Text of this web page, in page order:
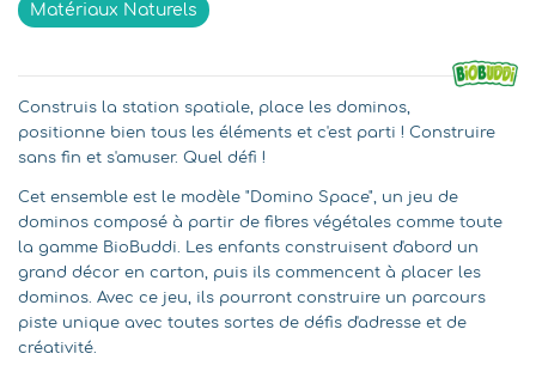
Matériaux Naturels
Construis la station spatiale, place les dominos,
positionne bien tous les éléments et c'est parti ! Construire
sans fin et s'amuser. Quel défi !
Cet ensemble est le modèle "Domino Space", un jeu de
dominos composé à partir de fibres végétales comme toute
la gamme BioBuddi. Les enfants construisent d'abord un
grand décor en carton, puis ils commencent à placer les
dominos. Avec ce jeu, ils pourront construire un parcours
piste unique avec toutes sortes de défis d'adresse et de
créativité.